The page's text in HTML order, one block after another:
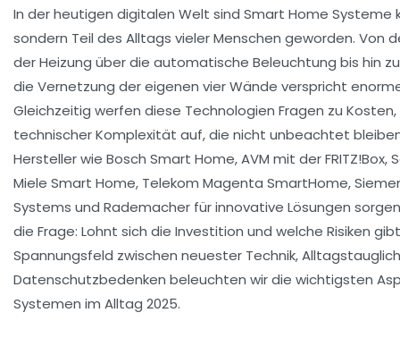
In der heutigen digitalen Welt sind Smart Home Systeme
sondern Teil des Alltags vieler Menschen geworden. Von
der Heizung über die automatische Beleuchtung bis hin
die Vernetzung der eigenen vier Wände verspricht
Gleichzeitig werfen diese Technologien Fragen zu
technischer Komplexität auf, die nicht unbeachtet
Hersteller wie Bosch Smart Home, AVM mit der FRITZ!Box,
Miele Smart Home, Telekom Magenta SmartHome,
Systems und Rademacher für innovative Lösungen
die Frage: Lohnt sich die Investition und welche Risiken
Spannungsfeld zwischen neuester Technik,
Datenschutzbedenken beleuchten wir die wichtigsten
Systemen im Alltag 2025.